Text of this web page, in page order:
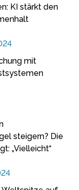
KI stärkt den
mit
steigern? Die
„Vielleicht“